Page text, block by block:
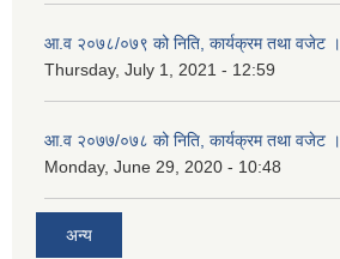
आ.व २०७८/०७९ को निति, कार्यक्रम तथा वजेट ।
Thursday, July 1, 2021 - 12:59
आ.व २०७७/०७८ को निति, कार्यक्रम तथा वजेट ।
Monday, June 29, 2020 - 10:48
अन्य